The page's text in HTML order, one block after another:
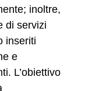
inoltre,
di servizi
inseriti
e
L’obiettivo